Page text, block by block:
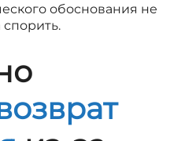
обоснования не